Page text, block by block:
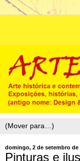
domingo, 2 de setembro de
Pinturas e